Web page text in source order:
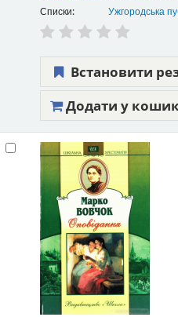
Списки:
Ужгородська
Встановити
Додати у